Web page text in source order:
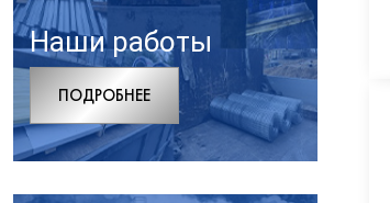
Наши работы
ПОДРОБНЕЕ